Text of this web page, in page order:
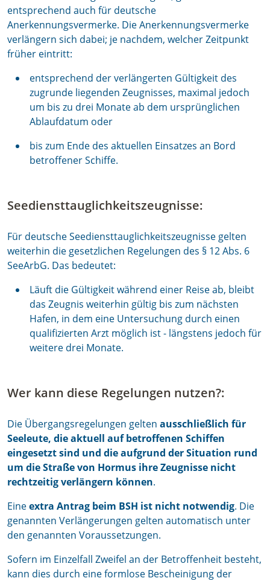
entsprechend auch für deutsche
Anerkennungsvermerke. Die Anerkennungsvermerke
verlängern sich dabei; je nachdem, welcher Zeitpunkt
früher eintritt:
entsprechend der verlängerten Gültigkeit des
zugrunde liegenden Zeugnisses, maximal jedoch
um bis zu drei Monate ab dem ursprünglichen
Ablaufdatum oder
bis zum Ende des aktuellen Einsatzes an Bord
betroffener Schiffe.
Seediensttauglichkeitszeugnisse:
Für deutsche Seediensttauglichkeitszeugnisse gelten
weiterhin die gesetzlichen Regelungen des § 12 Abs. 6
SeeArbG. Das bedeutet:
Läuft die Gültigkeit während einer Reise ab, bleibt
das Zeugnis weiterhin gültig bis zum nächsten
Hafen, in dem eine Untersuchung durch einen
qualifizierten Arzt möglich ist - längstens jedoch für
weitere drei Monate.
Wer kann diese Regelungen nutzen?:
Die Übergangsregelungen gelten ausschließlich für
Seeleute, die aktuell auf betroffenen Schiffen
eingesetzt sind und die aufgrund der Situation rund
um die Straße von Hormus ihre Zeugnisse nicht
rechtzeitig verlängern können.
Eineextra Antrag beim BSH ist nicht notwendig. Die
genannten Verlängerungen gelten automatisch unter
den genannten Voraussetzungen.
Sofern im Einzelfall Zweifel an der Betroffenheit besteht,
kann dies durch eine formlose Bescheinigung der